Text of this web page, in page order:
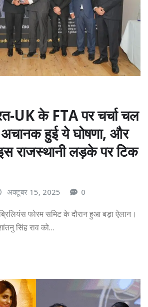
UK के FTA पर चर्चा चल
अचानक हुई ये घोषणा, और
राजस्थानी लड़के पर टिक
अक्टूबर 15, 2025 0
फोरम समिट के दौरान हुआ बड़ा ऐलान।
सिंह राव को…